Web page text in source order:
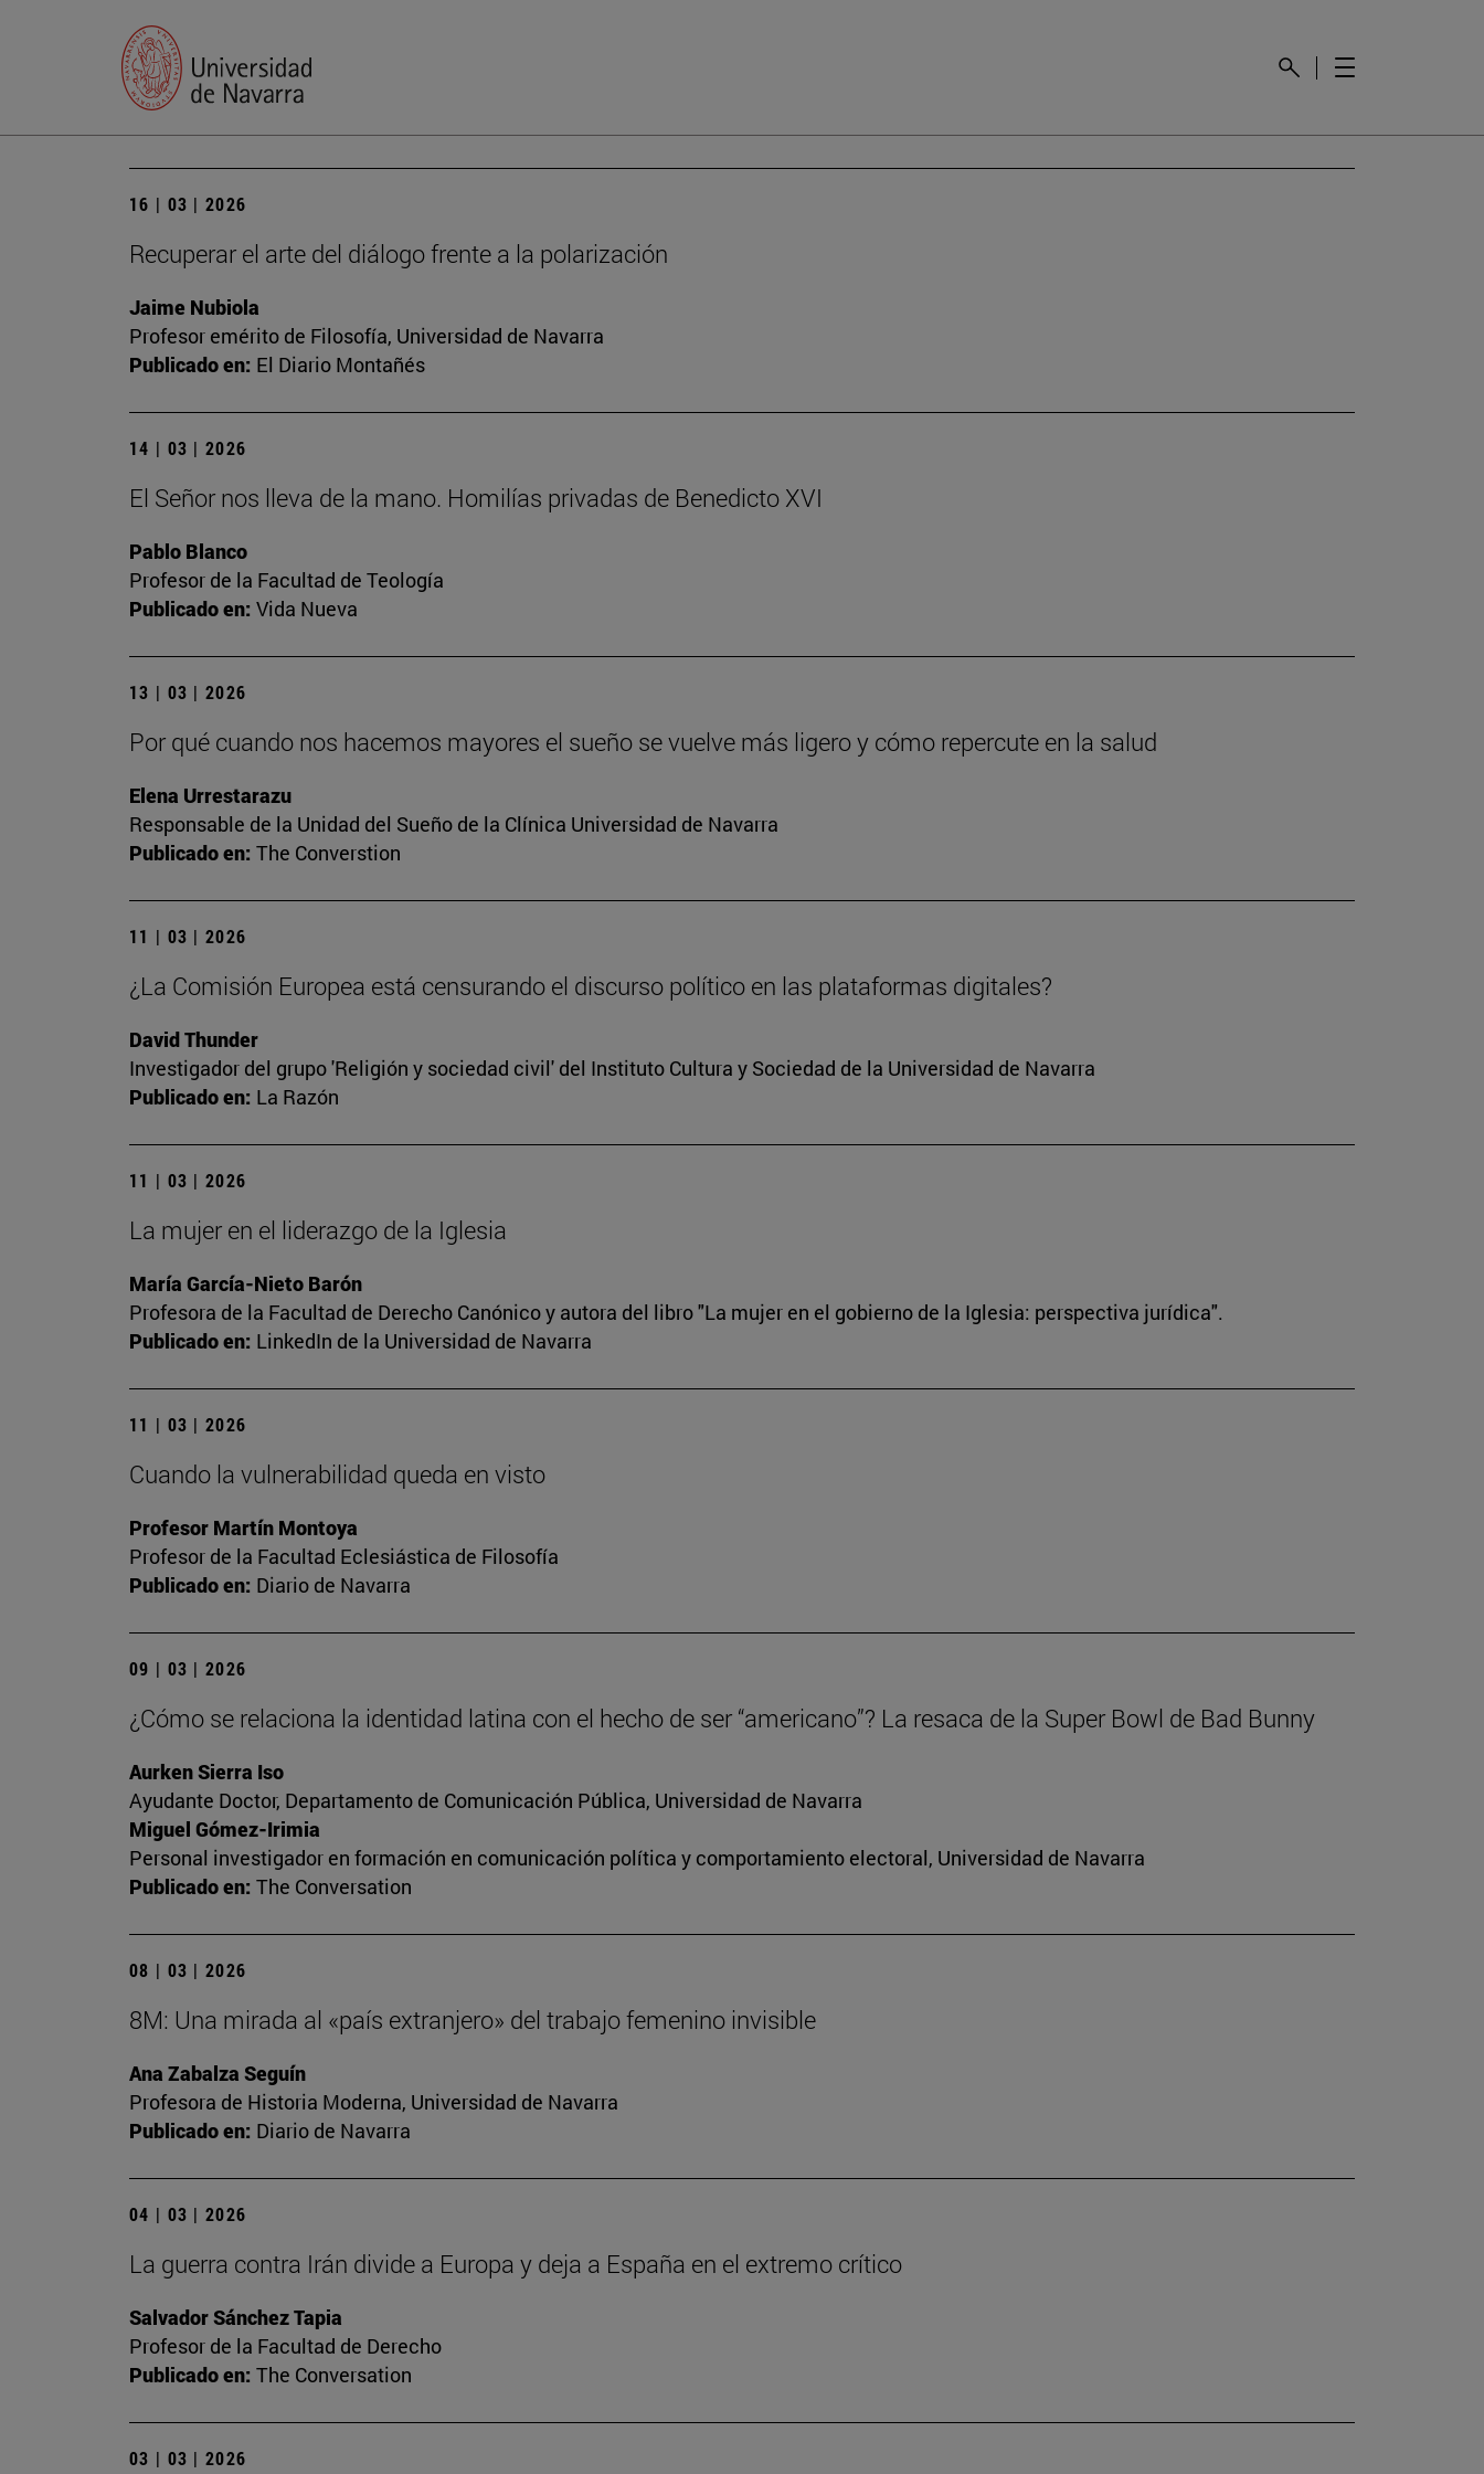
16 | 03 | 2026
Recuperar el arte del diálogo frente a la polarización
Jaime Nubiola
Profesor emérito de Filosofía, Universidad de Navarra
Publicado en: El Diario Montañés
14 | 03 | 2026
El Señor nos lleva de la mano. Homilías privadas de Benedicto XVI
Pablo Blanco
Profesor de la Facultad de Teología
Publicado en: Vida Nueva
13 | 03 | 2026
Por qué cuando nos hacemos mayores el sueño se vuelve más ligero y cómo repercute en la salud
Elena Urrestarazu
Responsable de la Unidad del Sueño de la Clínica Universidad de Navarra
Publicado en: The Converstion
11 | 03 | 2026
¿La Comisión Europea está censurando el discurso político en las plataformas digitales?
David Thunder
Investigador del grupo 'Religión y sociedad civil' del Instituto Cultura y Sociedad de la Universidad de Navarra
Publicado en: La Razón
11 | 03 | 2026
La mujer en el liderazgo de la Iglesia
María García-Nieto Barón
Profesora de la Facultad de Derecho Canónico y autora del libro "La mujer en el gobierno de la Iglesia: perspectiva jurídica".
Publicado en: LinkedIn de la Universidad de Navarra
11 | 03 | 2026
Cuando la vulnerabilidad queda en visto
Profesor Martín Montoya
Profesor de la Facultad Eclesiástica de Filosofía
Publicado en: Diario de Navarra
09 | 03 | 2026
¿Cómo se relaciona la identidad latina con el hecho de ser “americano”? La resaca de la Super Bowl de Bad Bunny
Aurken Sierra Iso
Ayudante Doctor, Departamento de Comunicación Pública, Universidad de Navarra
Miguel Gómez-Irimia
Personal investigador en formación en comunicación política y comportamiento electoral, Universidad de Navarra
Publicado en: The Conversation
08 | 03 | 2026
8M: Una mirada al «país extranjero» del trabajo femenino invisible
Ana Zabalza Seguín
Profesora de Historia Moderna, Universidad de Navarra
Publicado en: Diario de Navarra
04 | 03 | 2026
La guerra contra Irán divide a Europa y deja a España en el extremo crítico
Salvador Sánchez Tapia
Profesor de la Facultad de Derecho
Publicado en: The Conversation
03 | 03 | 2026